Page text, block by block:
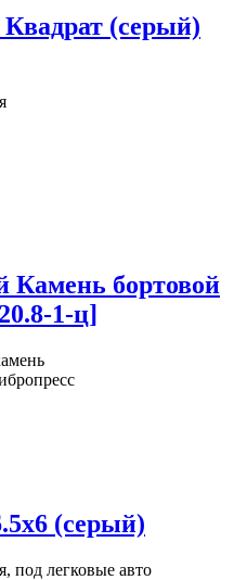
(серый)
бортовой
1-ц]
(серый)
под легковые авто